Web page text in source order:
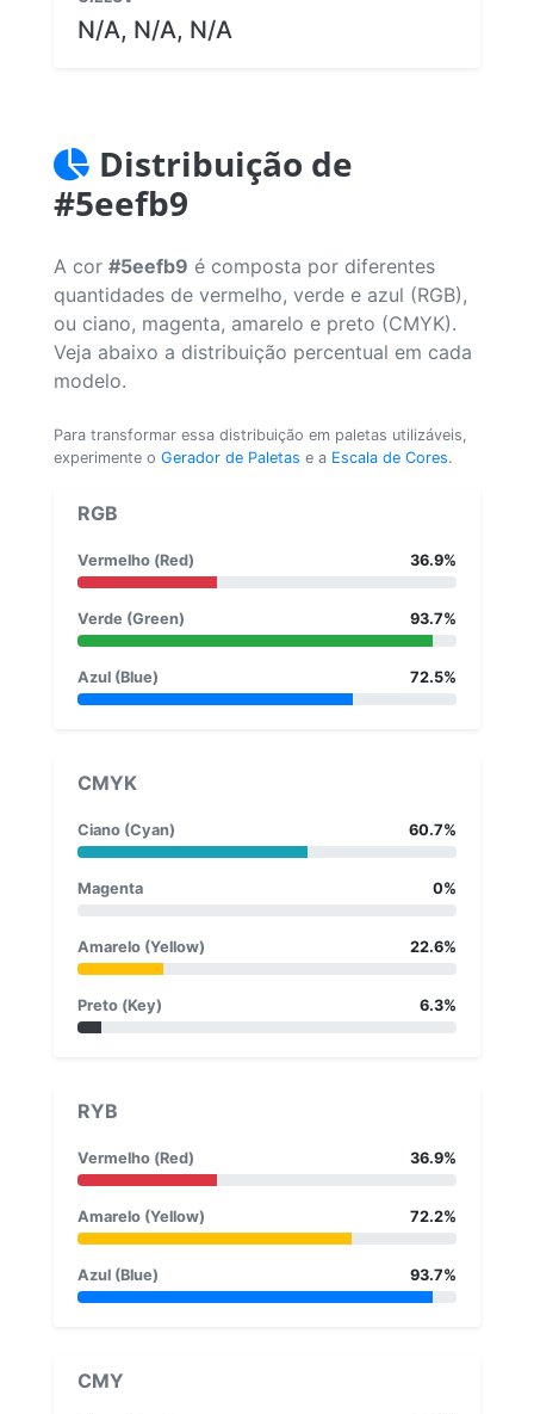
N/A, N/A, N/A
Distribuição de
#5eefb9
A cor #5eefb9 é composta por diferentes
quantidades de vermelho, verde e azul (RGB),
ou ciano, magenta, amarelo e preto (CMYK).
Veja abaixo a distribuição percentual em cada
modelo.
Para transformar essa distribuição em paletas utilizáveis,
experimente o Gerador de Paletas e a Escala de Cores.
RGB
Vermelho (Red) 36.9%
Verde (Green) 93.7%
Azul (Blue) 72.5%
CMYK
Ciano (Cyan) 60.7%
Magenta 0%
Amarelo (Yellow) 22.6%
Preto (Key) 6.3%
RYB
Vermelho (Red) 36.9%
Amarelo (Yellow) 72.2%
Azul (Blue) 93.7%
CMY